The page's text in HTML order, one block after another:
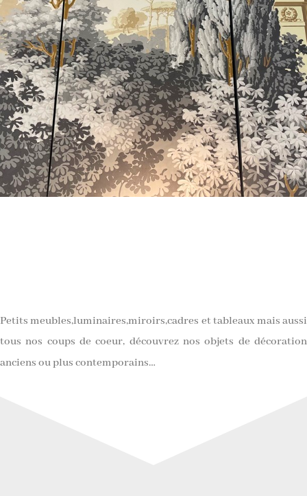
Petits meubles,luminaires,miroirs,cadres et tableaux mais aussi
tous nos coups de coeur, découvrez nos objets de décoration
anciens ou plus contemporains…